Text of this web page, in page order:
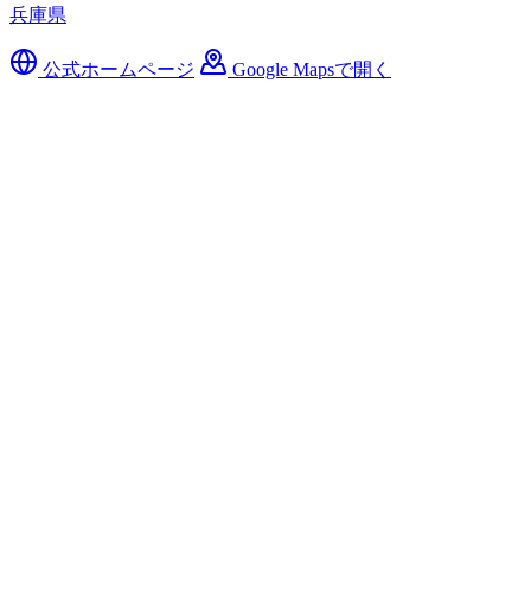
兵庫県
公式ホームページ Google Mapsで開く